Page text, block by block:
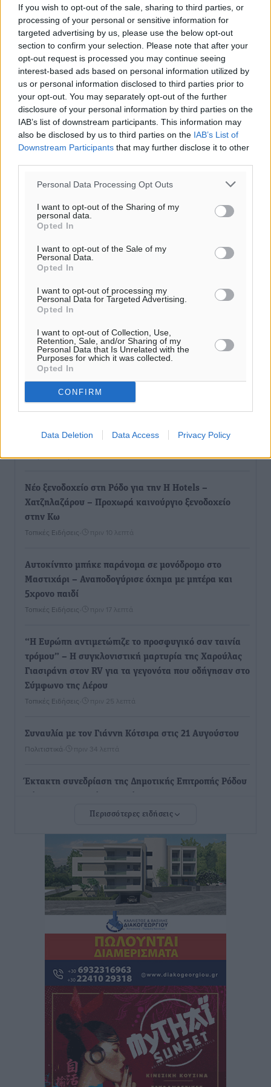
If you wish to opt-out of the sale, sharing to third parties, or
processing of your personal or sensitive information for
targeted advertising by us, please use the below opt-out
section to confirm your selection. Please note that after your
opt-out request is processed you may continue seeing
interest-based ads based on personal information utilized by
us or personal information disclosed to third parties prior to
your opt-out. You may separately opt-out of the further
disclosure of your personal information by third parties on the
IAB’s list of downstream participants. This information may
also be disclosed by us to third parties on the IAB’s List of
Downstream Participants that may further disclose it to other
Personal Data Processing Opt Outs
I want to opt-out of the Sharing of my
personal data.
Opted In
I want to opt-out of the Sale of my
Personal Data.
Opted In
I want to opt-out of processing my
Personal Data for Targeted Advertising.
Opted In
I want to opt-out of Collection, Use,
Retention, Sale, and/or Sharing of my
Personal Data that Is Unrelated with the
Purposes for which it was collected.
Opted In
CONFIRM
Data Deletion Data Access Privacy Policy
Γερμανική αγορά: Έλλειψη προσιτών ξενοδοχείων
επίκεντρο και η Ελλάδα
Ειδήσεις• πριν 4 λεπτά
Νέο ξενοδοχείο στη Ρόδο για την H Hotels –
Χατζηλαζάρου – Προχωρά καινούργιο ξενοδοχείο
στην Κω
Τοπικές Ειδήσεις πριν 10 λεπτά
Αυτοκίνητο μπήκε παράνομα σε μονόδρομο στο
Μαστιχάρι – Αναποδογύρισε όχημα με μητέρα και
5χρονο παιδί
Τοπικές Ειδήσεις πριν 17 λεπτά
“Η Ευρώπη αντιμετώπιζε το προσφυγικό σαν ταινία
τρόμου” – Η συγκλονιστική μαρτυρία της Χαρούλας
Γιασιράνη στον RV για τα γεγονότα που οδήγησαν στο
Σύμφωνο της Λέρου
Τοπικές Ειδήσεις πριν 25 λεπτά
Συναυλία με τον Γιάννη Κότσιρα στις 21 Αυγούστου
Πολιτιστικά πριν 34 λεπτά
Έκτακτη συνεδρίαση της Δημοτικής Επιτροπής Ρόδου
πριν 38 λεπτά
ΑΕΡΑ: Δεν σταματάει να ενισχύεται, νέο απόκτημα ο
Μητρόπουλος
Αθλητικά πριν 54 λεπτά
Κλεάνθης: Δουλειές μετά ευχαριστιών στο γήπεδο,
Αθλητικά• πριν 56 λεπτά
Φοίβος: Εν αναμονή του Νίκου Λαζίδη
Αθλητικά• πριν 57 λεπτά
Ιάλυσος Β’: Νωρίς νωρίς μπήκαν στα βάσανα της
προετοιμασίας
πριν 59 λεπτά
Εθνικός Αρχίπολης: Μεγάλο βήμα προόδου η ίδρυση
Περισσότερες ειδήσεις